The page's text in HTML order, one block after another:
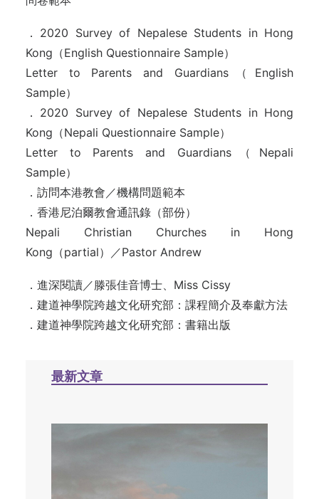
．2020 Survey of Nepalese Students in Hong
Kong（English Questionnaire Sample）
Letter to Parents and Guardians（English
Sample）
．2020 Survey of Nepalese Students in Hong
Kong（Nepali Questionnaire Sample）
Letter to Parents and Guardians（Nepali
Sample）
．訪問本港教會／機構問題範本
．香港尼泊爾教會通訊錄（部份）
Nepali Christian Churches in Hong
Kong（partial）／Pastor Andrew
．進深閱讀／滕張佳音博士、Miss Cissy
．建道神學院跨越文化研究部：課程簡介及奉獻方法
．建道神學院跨越文化研究部：書籍出版
最新文章